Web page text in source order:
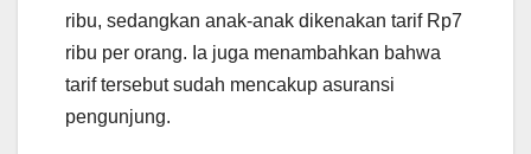
ribu, sedangkan anak-anak dikenakan tarif Rp7
ribu per orang. Ia juga menambahkan bahwa
tarif tersebut sudah mencakup asuransi
pengunjung.